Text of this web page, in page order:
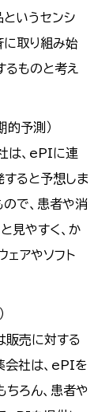
いうセンシ
に取り組み始
るものと考え
予測）
は、ePIに連
ると予想しま
で、患者や消
見やすく、か
ェアやソフト
販売に対する
会社は、ePIを
ろん、患者や